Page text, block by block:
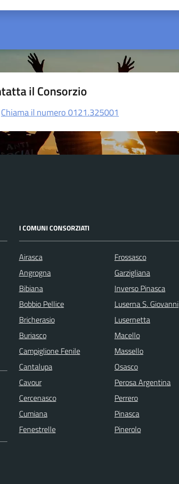
il Consorzio
Chiama il numero 0121.325001
I COMUNI CONSORZIATI
Airasca
Angrogna
Bibiana
Bobbio Pellice
Bricherasio
Buriasco
Campiglione Fenile
Cantalupa
Cavour
Cercenasco
Cumiana
Fenestrelle
Frossasco
Garzigliana
Inverso Pinasca
Luserna S. Giovanni
Lusernetta
Macello
Massello
Osasco
Perosa Argentina
Perrero
Pinasca
Pinerolo